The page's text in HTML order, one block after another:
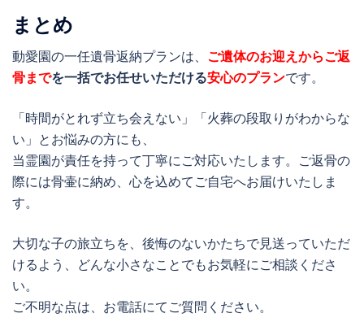
まとめ
動愛園の一任遺骨返納プランは、 ご遺体のお迎えからご返
骨までを一括でお任せいただける安心のプランです。
「時間がとれず立ち会えない」「火葬の段取りがわからな
い」とお悩みの方にも、
当霊園が責任を持って丁寧にご対応いたします。ご返骨の
際には骨壷に納め、心を込めてご自宅へお届けいたしま
す。
大切な子の旅立ちを、後悔のないかたちで見送っていただ
けるよう、どんな小さなことでもお気軽にご相談くださ
い。
ご不明な点は、お電話にてご質問ください。